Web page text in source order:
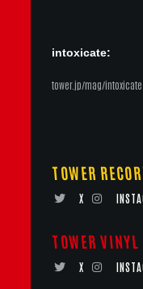
intoxicate:
tower.jp/mag/intoxicate
TOWER
X
TOWER VINYL
X